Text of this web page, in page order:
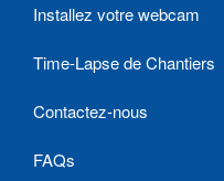
Installez votre webcam
Time-Lapse de Chantiers
Contactez-nous
FAQs